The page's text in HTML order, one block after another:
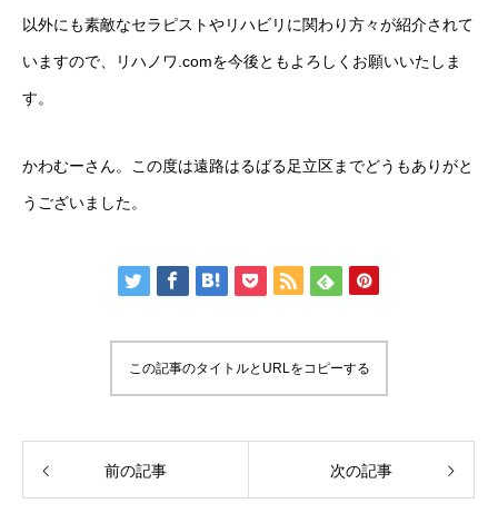
以外にも素敵なセラピストやリハビリに関わり方々が紹介されて
いますので、リハノワ.comを今後ともよろしくお願いいたしま
す。
かわむーさん。この度は遠路はるばる足立区までどうもありがと
うございました。
この記事のタイトルとURLをコピーする
前の記事 次の記事